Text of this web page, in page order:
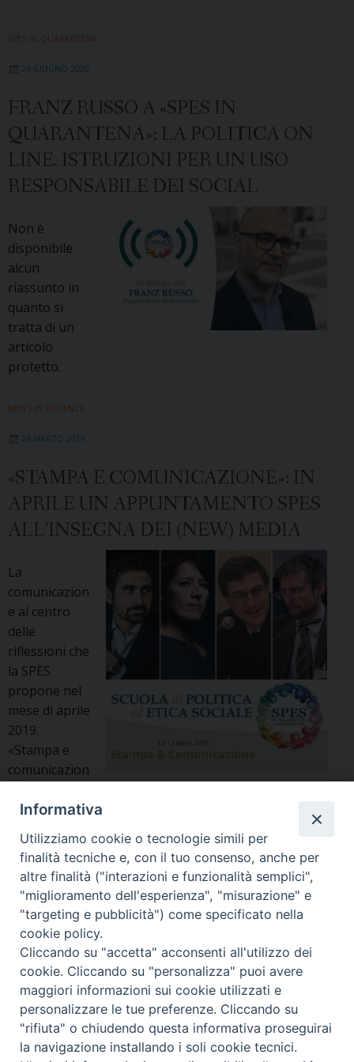
SPES IN QUARANTENA
26 GIUGNO 2020
FRANZ RUSSO A «SPES IN
QUARANTENA»: LA POLITICA ON
LINE. ISTRUZIONI PER UN USO
RESPONSABILE DEI SOCIAL
Non è
disponibile
alcun
riassunto in
quanto si
tratta di un
articolo
protetto.
NEWS IN EVIDENZA
26 MARZO 2019
«STAMPA E COMUNICAZIONE»: IN
APRILE UN APPUNTAMENTO SPES
ALL’INSEGNA DEI (NEW) MEDIA
La
comunicazion
e al centro
delle
riflessioni che
la SPES
propone nel
mese di aprile
2019.
«Stampa e
comunicazion
degli incontri previsti nel fine-settimana del 12 e 13 aprile
prossimi. Gli ospiti e i temi Venerdì 12 aprile, a partire
dalle 18.00 le riflessioni saranno guidate da Bruno
Mastroianni e Vera Gheno e avrà per titolo «Tienilo
acceso: posta, commenta e condividi …Continua a
leggere«Stampa
e
comunicazione»:
in
aprile
un
appuntamento
SPES
»
Copyright © Arcidiocesi di Udine
2018
Piazza Patriarcato, 1 - 33100 Udine
(UD) Tel. 0432.414.511 - Fax 0432.511.838 C.F. 80013900305
Informativa
Utilizziamo cookie o tecnologie simili per
finalità tecniche e, con il tuo consenso, anche per
altre finalità ("interazioni e funzionalità semplici",
"miglioramento dell'esperienza", "misurazione" e
"targeting e pubblicità") come specificato nella
cookie policy.
Cliccando su "accetta" acconsenti all'utilizzo dei
cookie. Cliccando su "personalizza" puoi avere
maggiori informazioni sui cookie utilizzati e
personalizzare le tue preferenze. Cliccando su
"rifiuta" o chiudendo questa informativa proseguirai
la navigazione installando i soli cookie tecnici.